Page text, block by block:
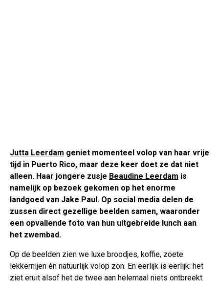
Jutta Leerdam geniet momenteel volop van haar vrije
tijd in Puerto Rico, maar deze keer doet ze dat niet
alleen. Haar jongere zusje Beaudine Leerdam is
namelijk op bezoek gekomen op het enorme
landgoed van Jake Paul. Op social media delen de
zussen direct gezellige beelden samen, waaronder
een opvallende foto van hun uitgebreide lunch aan
het zwembad.
Op de beelden zien we luxe broodjes, koffie, zoete
lekkernijen én natuurlijk volop zon. En eerlijk is eerlijk: het
ziet eruit alsof het de twee aan helemaal niets ontbreekt.